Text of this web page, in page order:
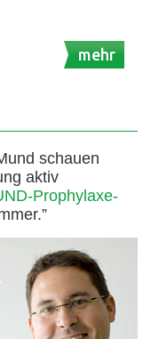
mehr
schauen
aktiv
Prophylaxe-